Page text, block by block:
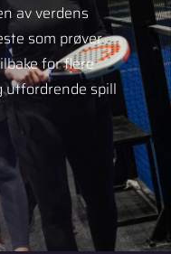
av verdens
som prøver
for flere
utfordrende spill